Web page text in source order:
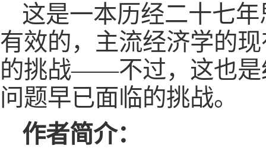
这是一本历经二十七
有效的，主流经济学的
的挑战——不过，这也是
问题早已面临的挑战。
作者简介：